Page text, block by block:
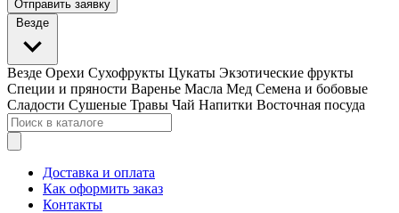
Отправить заявку
Везде
Везде Орехи Сухофрукты Цукаты Экзотические фрукты
Специи и пряности Варенье Масла Мед Семена и бобовые
Сладости Сушеные Травы Чай Напитки Восточная посуда
Доставка и оплата
Как оформить заказ
Контакты